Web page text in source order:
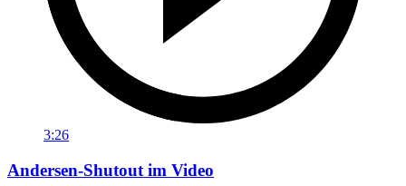
3:26
Andersen-Shutout im Video